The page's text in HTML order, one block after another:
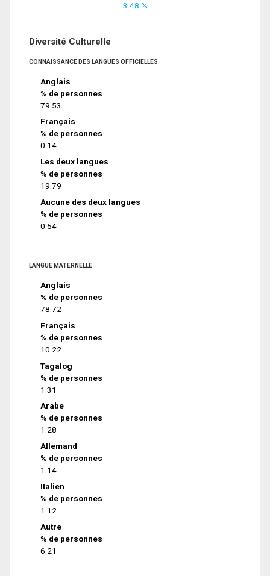
3.48 %
Diversité Culturelle
CONNAISSANCE DES LANGUES OFFICIELLES
Anglais
% de personnes
79.53
Français
% de personnes
0.14
Les deux langues
% de personnes
19.79
Aucune des deux langues
% de personnes
0.54
LANGUE MATERNELLE
Anglais
% de personnes
78.72
Français
% de personnes
10.22
Tagalog
% de personnes
1.31
Arabe
% de personnes
1.28
Allemand
% de personnes
1.14
Italien
% de personnes
1.12
Autre
% de personnes
6.21